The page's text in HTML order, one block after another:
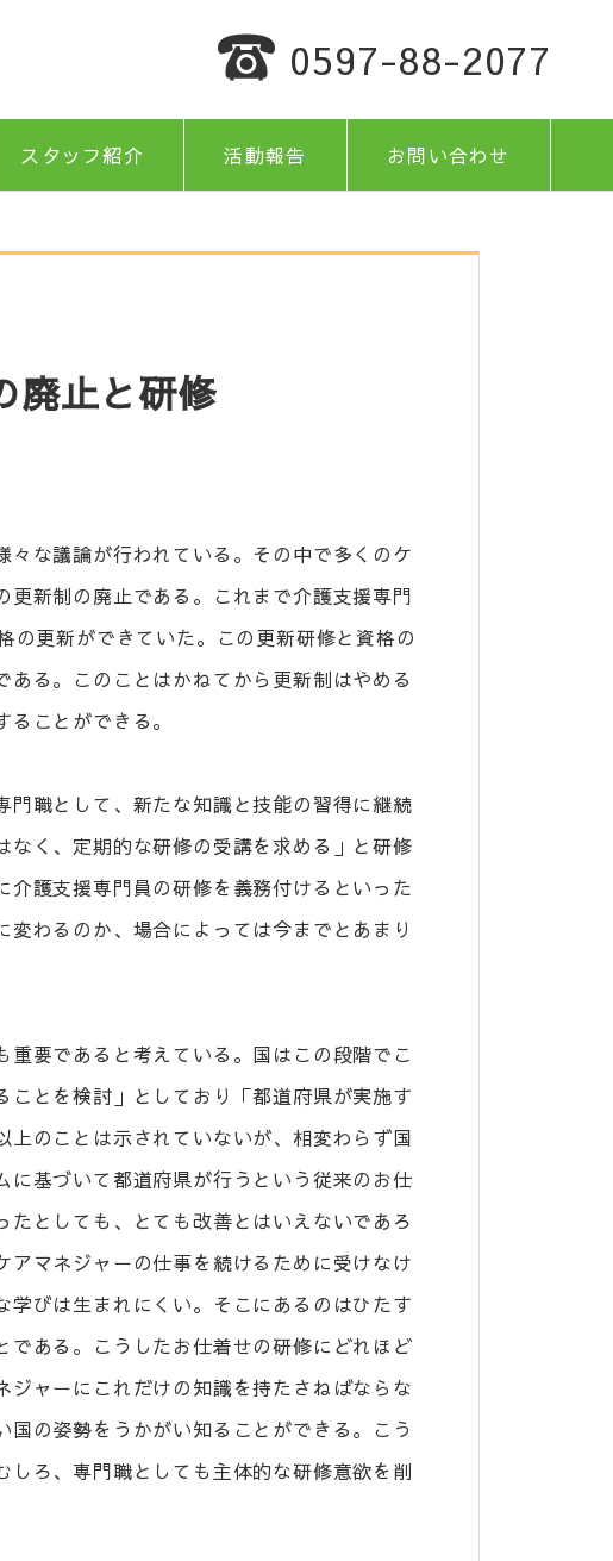
0597-88-2077
スタッフ紹介 活動報告 お問い合わせ
廃止と研修
な議論が行われている。その中で多くのケ
新制の廃止である。これまで介護支援専門
の更新ができていた。この更新研修と資格の
る。このことはかねてから更新制はやめる
ことができる。
職として、新たな知識と技能の習得に継続
く、定期的な研修の受講を求める」と研修
護支援専門員の研修を義務付けるといった
わるのか、場合によっては今までとあまり
要であると考えている。国はこの段階でこ
とを検討」としており「都道府県が実施す
のことは示されていないが、相変わらず国
基づいて都道府県が行うという従来のお仕
としても、とても改善とはいえないであろ
マネジャーの仕事を続けるために受けなけ
びは生まれにくい。そこにあるのはひたす
ある。こうしたお仕着せの研修にどれほど
ャーにこれだけの知識を持たさねばならな
の姿勢をうかがい知ることができる。こう
ろ、専門職としても主体的な研修意欲を削